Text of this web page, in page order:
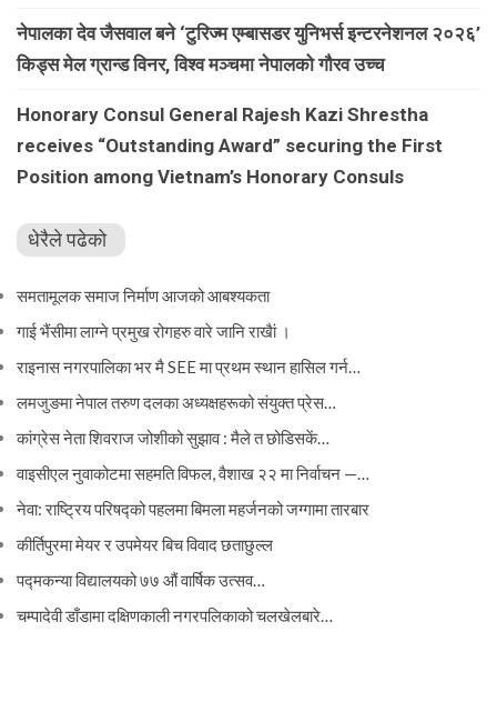
नेपालका देव जैसवाल बने ‘टुरिज्म एम्बासडर युनिभर्स इन्टरनेशनल २०२६’
किड्स मेल ग्रान्ड विनर, विश्व मञ्चमा नेपालको गौरव उच्च
Honorary Consul General Rajesh Kazi Shrestha
receives “Outstanding Award” securing the First
Position among Vietnam’s Honorary Consuls
धेरैले पढेको
समतामूलक समाज निर्माण आजको आबश्यकता
गाई भैंसीमा लाग्ने प्रमुख रोगहरु वारे जानि राखैां ।
राइनास नगरपालिका भर मै SEE मा प्रथम स्थान हासिल गर्न…
लमजुङमा नेपाल तरुण दलका अध्यक्षहरूको संयुक्त प्रेस…
कांग्रेस नेता शिवराज जोशीको सुझाव : मैले त छोडिसकें…
वाइसीएल नुवाकोटमा सहमति विफल, वैशाख २२ मा निर्वाचन —…
नेवा: राष्ट्रिय परिषद्को पहलमा बिमला महर्जनको जग्गामा तारबार
कीर्तिपुरमा मेयर र उपमेयर बिच विवाद छताछुल्ल
पद्मकन्या विद्यालयको ७७ औं ‌‌वार्षिक ‌उत्सव…
चम्पादेवी डाँडामा दक्षिणकाली नगरपलिकाको चलखेलबारे…